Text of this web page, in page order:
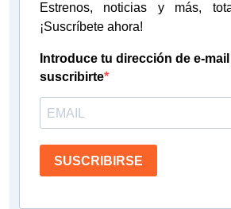
Estrenos, noticias y más,
¡Suscríbete ahora!
Introduce tu dirección de e-
suscribirte
SUSCRIBIRSE